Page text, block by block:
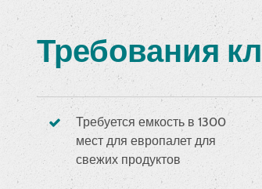
Требования
Требуется емкость в 1300
мест для европалет для
свежих продуктов